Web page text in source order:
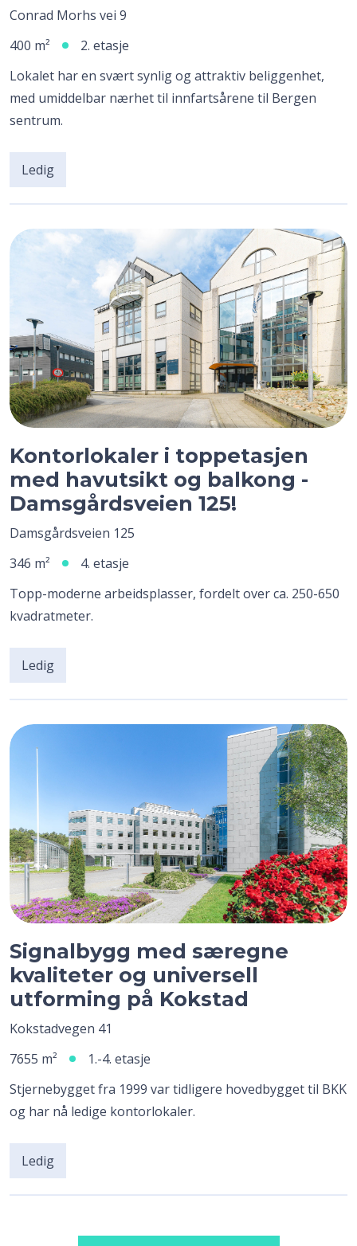
Conrad Morhs vei 9
400 m²
2. etasje
Lokalet har en svært synlig og attraktiv beliggenhet,
med umiddelbar nærhet til innfartsårene til Bergen
sentrum.
Ledig
Kontorlokaler i toppetasjen
med havutsikt og balkong -
Damsgårdsveien 125!
Damsgårdsveien 125
346 m²
4. etasje
Topp-moderne arbeidsplasser, fordelt over ca. 250-650
kvadratmeter.
Ledig
Signalbygg med særegne
kvaliteter og universell
utforming på Kokstad
Kokstadvegen 41
7655 m²
1.-4. etasje
Stjernebygget fra 1999 var tidligere hovedbygget til BKK
og har nå ledige kontorlokaler.
Ledig